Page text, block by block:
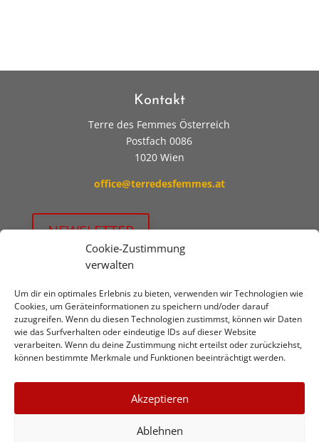
Cookie-Zustimmung
verwalten
Um dir ein optimales Erlebnis zu bieten, verwenden wir Technologien wie
Cookies, um Geräteinformationen zu speichern und/oder darauf
zuzugreifen. Wenn du diesen Technologien zustimmst, können wir Daten
wie das Surfverhalten oder eindeutige IDs auf dieser Website
verarbeiten. Wenn du deine Zustimmung nicht erteilst oder zurückziehst,
können bestimmte Merkmale und Funktionen beeinträchtigt werden.
Akzeptieren
Ablehnen
Kontakt
Terre des Femmes Österreich
Postfach 0086
1020 Wien
office@terredesfemmes.at
NEWSLETTER
Wir freuen uns überSPENDENauf:
Erste Bank
IBAN: AT93 2011 1844 6148 0700
BIC: GIBAATWW
Jetzt mitmachen!